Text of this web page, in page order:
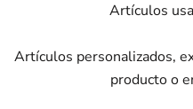
Artículos
Artículos personalizados,
producto o